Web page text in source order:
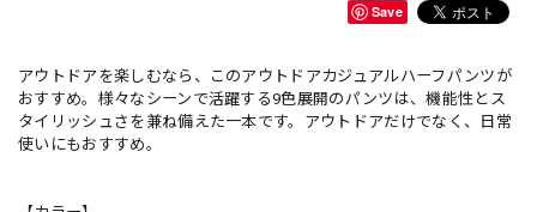
Save
アウトドアを楽しむなら、このアウトドアカジュアルハーフパンツが
おすすめ。様々なシーンで活躍する9色展開のパンツは、機能性とス
タイリッシュさを兼ね備えた一本です。アウトドアだけでなく、日常
使いにもおすすめ。